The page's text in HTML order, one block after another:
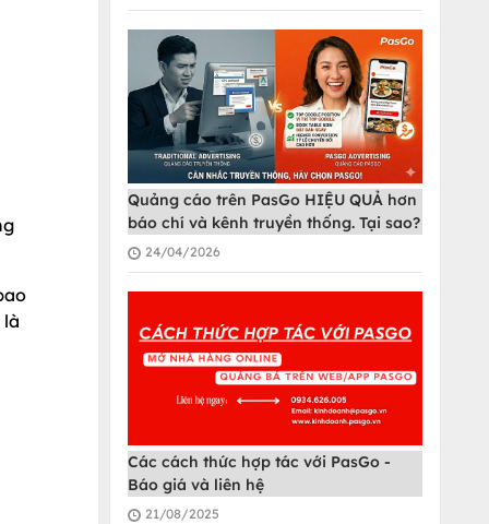
là
Quảng cáo trên PasGo HIỆU QUẢ hơn
báo chí và kênh truyền thống. Tại sao?
24/04/2026
Các cách thức hợp tác với PasGo -
Báo giá và liên hệ
21/08/2025